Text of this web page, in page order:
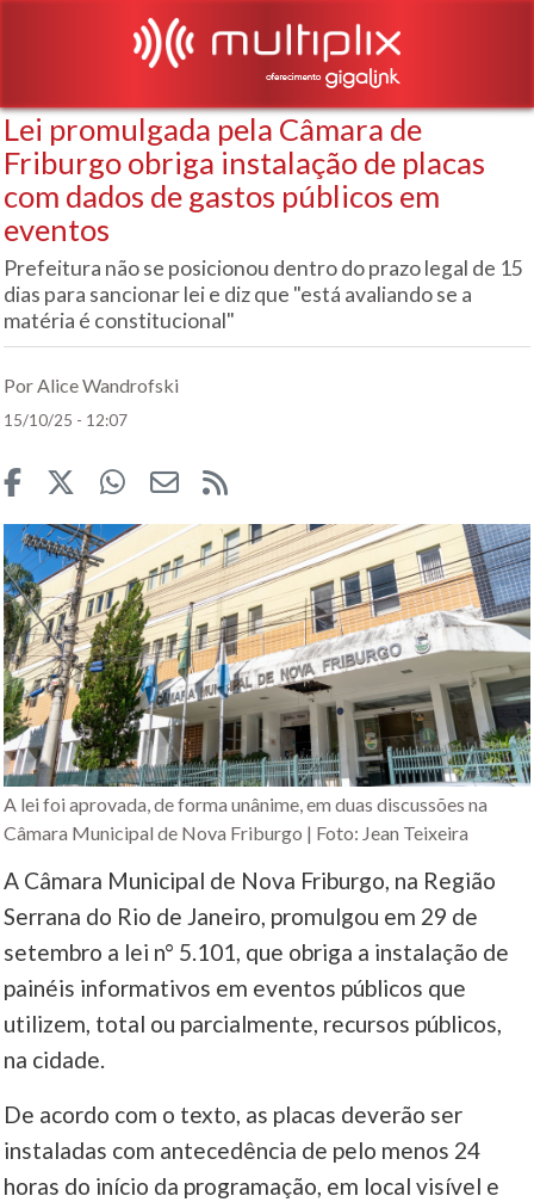
Lei promulgada pela Câmara de
Friburgo obriga instalação de placas
com dados de gastos públicos em
eventos
Prefeitura não se posicionou dentro do prazo legal de 15
dias para sancionar lei e diz que "está avaliando se a
matéria é constitucional"
Por Alice Wandrofski
15/10/25 - 12:07
A lei foi aprovada, de forma unânime, em duas discussões na
Câmara Municipal de Nova Friburgo | Foto: Jean Teixeira
A Câmara Municipal de Nova Friburgo, na Região
Serrana do Rio de Janeiro, promulgou em 29 de
setembro a lei n° 5.101, que obriga a instalação de
painéis informativos em eventos públicos que
utilizem, total ou parcialmente, recursos públicos,
na cidade.
De acordo com o texto, as placas deverão ser
instaladas com antecedência de pelo menos 24
horas do início da programação, em local visível e